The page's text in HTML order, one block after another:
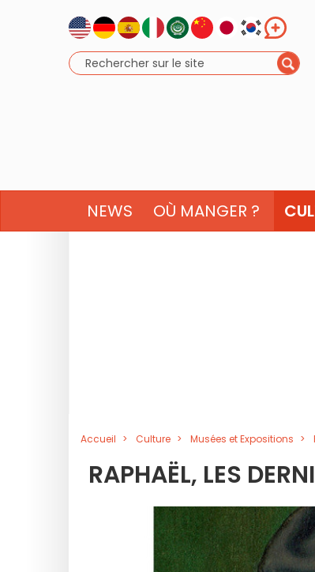
NEWS OÙ MANGER ?
Accueil Culture Musées et Expositions
RAPHAËL, LES